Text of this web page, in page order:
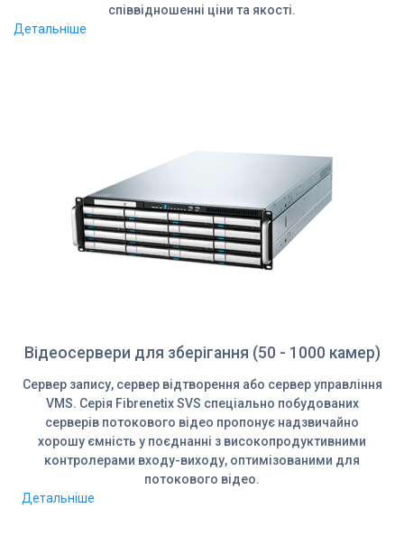
співвідношенні ціни та якості.
Детальніше
Відеосервери для зберігання (50 - 1000 камер)
Сервер запису, сервер відтворення або сервер управління
VMS. Серія Fibrenetix SVS спеціально побудованих
серверів потокового відео пропонує надзвичайно
хорошу ємність у поєднанні з високопродуктивними
контролерами входу-виходу, оптимізованими для
потокового відео.
Детальніше